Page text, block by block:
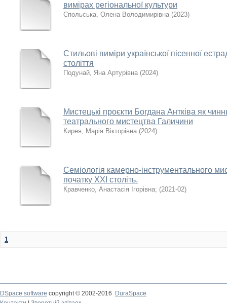
вимірах регіональної культури
Спольська, Олена Володимирівна (2023)
Стильові виміри української пісенної
століття
Подунай, Яна Артурівна (2024)
Мистецькі проєкти Богдана Антківа як
театрального мистецтва Галичини
Кирея, Марія Вікторівна (2024)
Семіологія камерно-інструментального
початку ХХІ століть.
Кравченко, Анастасія Ігорівна; (2021-02)
1
DSpace software copyright © 2002-2016
DuraSpace